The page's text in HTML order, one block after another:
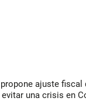
ajuste fiscal
evitar una crisis en